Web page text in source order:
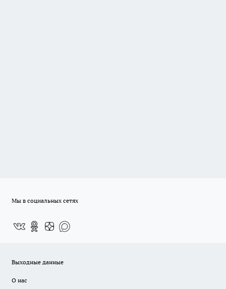
Мы в социальных сетях
Выходные данные
О нас